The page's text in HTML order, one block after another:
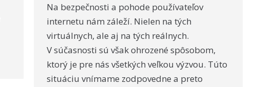
Na bezpečnosti a pohode používateľov
internetu nám záleží. Nielen na tých
virtuálnych, ale aj na tých reálnych.
V súčasnosti sú však ohrozené spôsobom,
ktorý je pre nás všetkých veľkou výzvou. Túto
situáciu vnímame zodpovedne a preto